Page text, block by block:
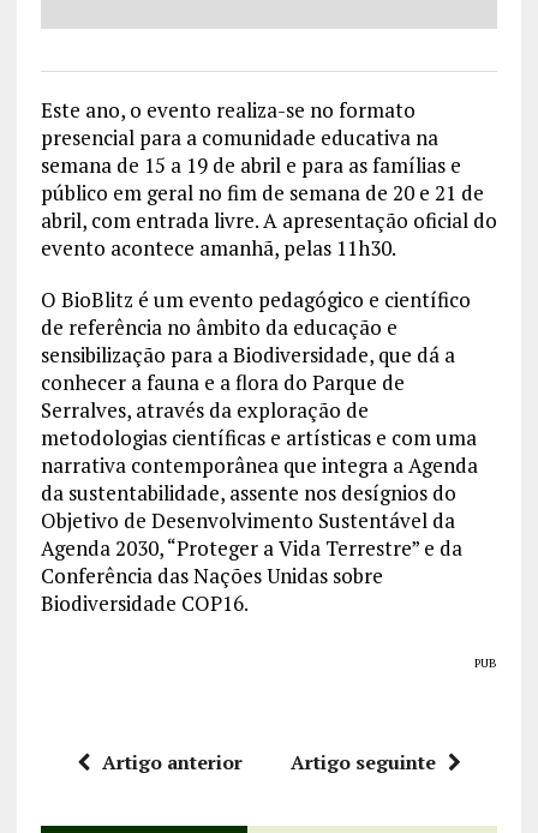
Este ano, o evento realiza-se no formato
presencial para a comunidade educativa na
semana de 15 a 19 de abril e para as famílias e
público em geral no fim de semana de 20 e 21 de
abril, com entrada livre. A apresentação oficial do
evento acontece amanhã, pelas 11h30.
O BioBlitz é um evento pedagógico e científico
de referência no âmbito da educação e
sensibilização para a Biodiversidade, que dá a
conhecer a fauna e a flora do Parque de
Serralves, através da exploração de
metodologias científicas e artísticas e com uma
narrativa contemporânea que integra a Agenda
da sustentabilidade, assente nos desígnios do
Objetivo de Desenvolvimento Sustentável da
Agenda 2030, “Proteger a Vida Terrestre” e da
Conferência das Nações Unidas sobre
Biodiversidade COP16.
PUB
Artigo anterior Artigo seguinte